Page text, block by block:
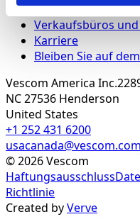
Showrooms
Verkaufsbüros
Karriere
Bleiben Sie auf
Vescom America Inc.
NC 27536 Henderson
United States
+1 252 431 6200
usacanada@vescom.com
©2026Vescom
Haftungsausschluss
Richtlinie
Created byVerve